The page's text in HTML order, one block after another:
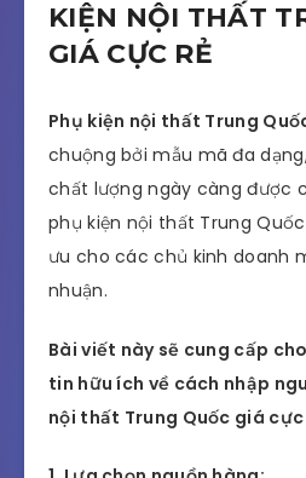
KIỆN NỘI THẤT
GIÁ CỰC RẺ
Phụ kiện nội thất Trung
chuộng bởi mẫu mã đa
chất lượng ngày càng được
phụ kiện nội thất Trung
ưu cho các chủ kinh doanh
nhuận.
Bài viết này sẽ cung cấp
tin hữu ích về cách nhập
nội thất Trung Quốc giá cực